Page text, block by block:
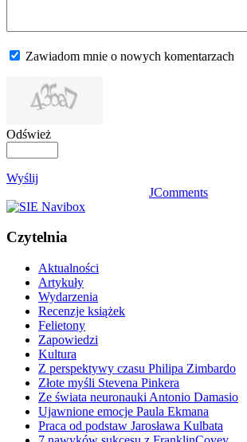
Zawiadom mnie o nowych komentarzach
Odśwież
Wyślij
JComments
Czytelnia
Aktualności
Artykuły
Wydarzenia
Recenzje książek
Felietony
Zapowiedzi
Kultura
Z perspektywy czasu Philipa Zimbardo
Złote myśli Stevena Pinkera
Ze świata neuronauki Antonio Damasio
Ujawnione emocje Paula Ekmana
Praca od podstaw Jarosława Kulbata